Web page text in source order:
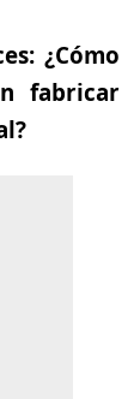
¿Cómo
fabricar